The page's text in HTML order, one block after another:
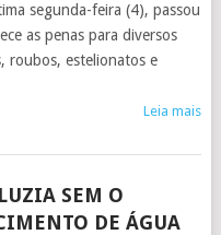
segunda-feira (4), passou
as penas para diversos
roubos, estelionatos e
Leia mais
SEM O
DE ÁGUA